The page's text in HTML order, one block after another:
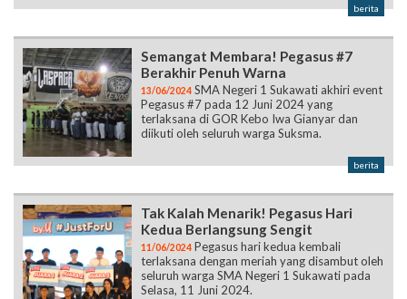
berita
Semangat Membara! Pegasus #7
Berakhir Penuh Warna
13/06/2024 SMA Negeri 1 Sukawati akhiri event
Pegasus #7 pada 12 Juni 2024 yang
terlaksana di GOR Kebo Iwa Gianyar dan
diikuti oleh seluruh warga Suksma.
berita
Tak Kalah Menarik! Pegasus Hari
Kedua Berlangsung Sengit
11/06/2024 Pegasus hari kedua kembali
terlaksana dengan meriah yang disambut oleh
seluruh warga SMA Negeri 1 Sukawati pada
Selasa, 11 Juni 2024.